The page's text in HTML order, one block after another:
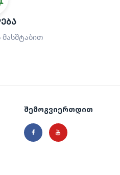
შემოგვიერთდით